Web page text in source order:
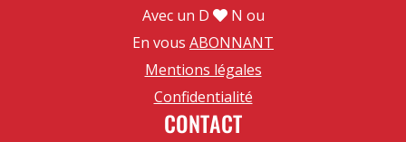
Avec un D
N ou
En vous ABONNANT
Mentions légales
Confidentialité
CONTACT